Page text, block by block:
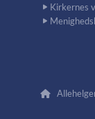
Kirkernes
